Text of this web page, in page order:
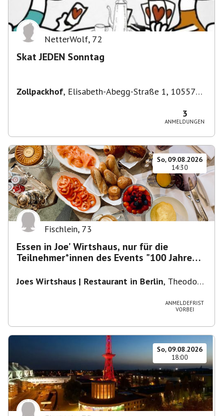
NetterWolf, 72
Skat JEDEN Sonntag
Zollpackhof, Elisabeth-Abegg-Straße 1, 10557
3
ANMELDUNGEN
So, 09.08.2026
14:30
Fischlein, 73
Essen in Joe' Wirtshaus, nur für die
Teilnehmer*innen des Events "100 Jahre
Joes Wirtshaus | Restaurant in Berlin, Theodor-
ANMELDEFRIST
VORBEI
So, 09.08.2026
18:00